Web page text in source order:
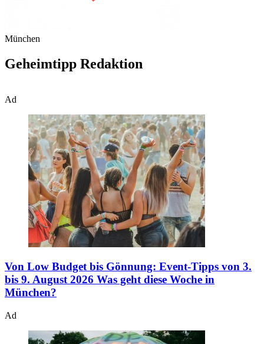
München
Geheimtipp Redaktion
Ad
Von Low Budget bis Gönnung: Event-Tipps von 3.
bis 9. August 2026 Was geht diese Woche in
München?
Ad